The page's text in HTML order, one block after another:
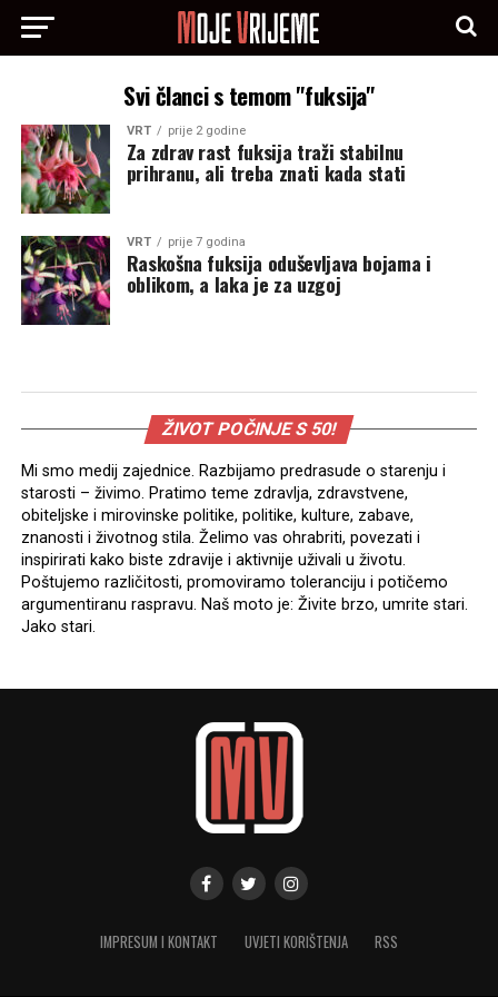
Svi članci s temom "fuksija"
VRT prije 2 godine
Za zdrav rast fuksija traži stabilnu
prihranu, ali treba znati kada stati
VRT prije 7 godina
Raskošna fuksija oduševljava bojama i
oblikom, a laka je za uzgoj
ŽIVOT POČINJE S 50!
Mi smo medij zajednice. Razbijamo predrasude o starenju i
starosti – živimo. Pratimo teme zdravlja, zdravstvene,
obiteljske i mirovinske politike, politike, kulture, zabave,
znanosti i životnog stila. Želimo vas ohrabriti, povezati i
inspirirati kako biste zdravije i aktivnije uživali u životu.
Poštujemo različitosti, promoviramo toleranciju i potičemo
argumentiranu raspravu. Naš moto je: Živite brzo, umrite stari.
Jako stari.
IMPRESUM I KONTAKT UVJETI KORIŠTENJA RSS